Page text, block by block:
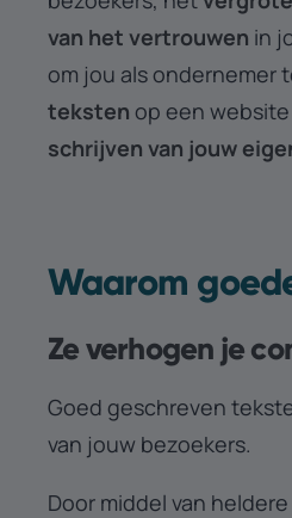
van het vertrouwen in
om jou als ondernemer
teksten op een
schrijven van jouw
Waarom
Ze verhogen je
Goed geschreven
van jouw bezoekers.
Door middel van